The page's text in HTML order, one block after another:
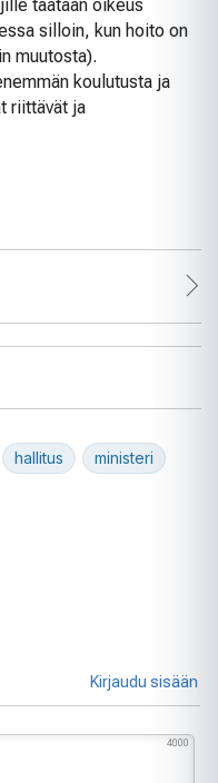
taataan oikeus
silloin, kun hoito on
muutosta).
koulutusta ja
riittävät ja
hallitus
ministeri
Kirjaudu sisään
4000